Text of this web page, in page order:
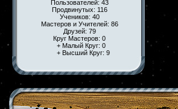
Пользователей: 43
Продвинутых: 116
Учеников: 40
Мастеров и Учителей: 86
Друзей: 79
Круг Мастеров: 0
+ Малый Круг: 0
+ Высший Круг: 9